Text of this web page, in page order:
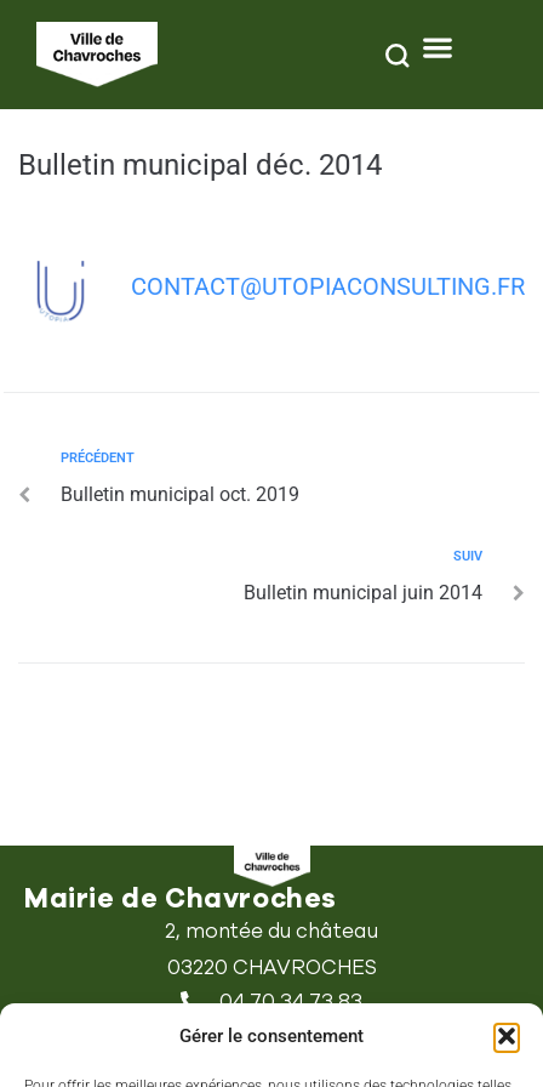
Gérer le consentement
principal
Bulletin municipal déc. 2014
CONTACT@UTOPIACONSULTING.FR
PRÉCÉDENT
Bulletin municipal oct. 2019
SUIV
Bulletin municipal juin 2014
Mairie de Chavroches
2, montée du château
03220 CHAVROCHES
04 70 34 73 83
Contacter la mairie